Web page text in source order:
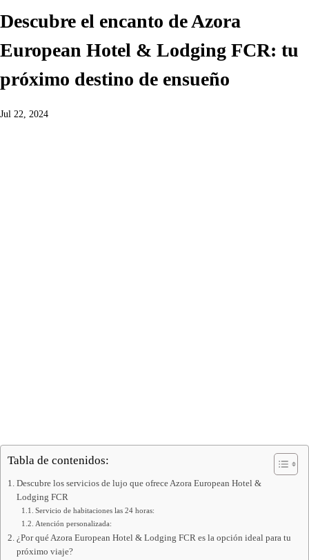
Descubre el encanto de Azora
European Hotel & Lodging FCR: tu
próximo destino de ensueño
Jul 22, 2024
Tabla de contenidos:
Descubre los servicios de lujo que ofrece Azora European Hotel &
Lodging FCR
Servicio de habitaciones las 24 horas:
Atención personalizada:
¿Por qué Azora European Hotel & Lodging FCR es la opción ideal para tu
próximo viaje?